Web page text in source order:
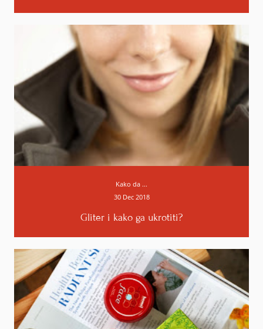
Odgovori
Kako da ...
30 Dec 2018
Gliter i kako ga ukrotiti?